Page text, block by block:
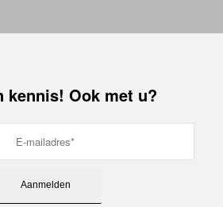
kennis! Ook met u?